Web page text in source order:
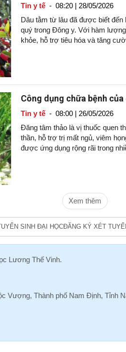
Tin y tế- 08:20 | 28/05/2026
Dâu tằm từ lâu đã được biết đến
quý trong Đông y. Với hàm
khỏe, hỗ trợ tiêu hóa và tăng
Công dụng chữa bệnh
Tin y tế- 08:00 | 26/05/2026
Đăng tâm thảo là vị thuốc quen
thần, hỗ trợ trị mất ngủ, viêm
được ứng dụng rộng rãi trong
Xem thêm
SINH ĐẠI HỌCĐĂNG KÝ XÉT
Lương Thế Vinh.
Vượng, Thành phố Nam Định, Tỉnh